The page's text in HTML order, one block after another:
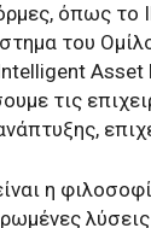
όπως το
του
Asset
τις
η